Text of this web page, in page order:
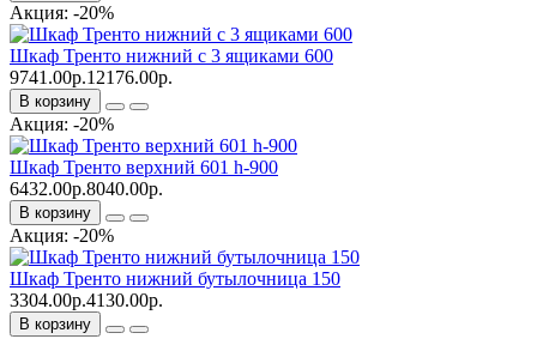
Акция: -20%
Шкаф Тренто нижний с 3 ящиками 600
9741.00р.12176.00р.
В корзину
Акция: -20%
Шкаф Тренто верхний 601 h-900
6432.00р.8040.00р.
В корзину
Акция: -20%
Шкаф Тренто нижний бутылочница 150
3304.00р.4130.00р.
В корзину